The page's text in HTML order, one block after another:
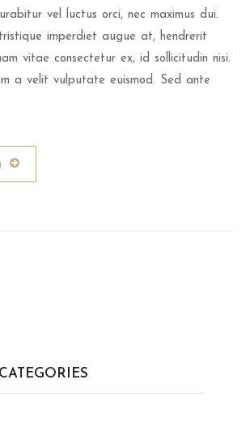
vel luctus orci, nec maximus dui.
imperdiet augue at, hendrerit
vitae consectetur ex, id sollicitudin nisi.
a velit vulputate euismod. Sed ante